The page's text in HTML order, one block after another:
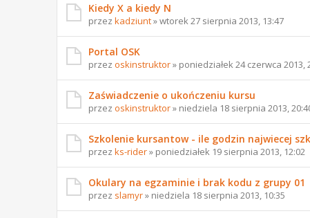
Kiedy X a kiedy N
przez kadziunt» wtorek 27 sierpnia 2013, 13:47
Portal OSK
przez oskinstruktor» poniedziałek 24 czerwca 2013,
Zaświadczenie o ukończeniu kursu
przez oskinstruktor» niedziela 18 sierpnia 2013,
Szkolenie kursantow - ile godzin najwiecej
przez ks-rider» poniedziałek 19 sierpnia 2013, 12:02
Okulary na egzaminie i brak kodu z grupy 01
przez slamyr» niedziela 18 sierpnia 2013, 10:35